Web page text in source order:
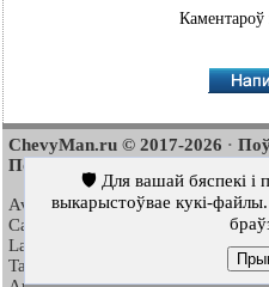
Каментароў
ChevyMan.ru © 2017-2026 ·
Пошук па сайце
Aveo2003-2008·Aveo2006-2011·
Captiva 2008-
Lanos 2002-2016
Tahoe 1989-
🛡️ Для вашай бяспекі і
выкарыстоўвае кукі-